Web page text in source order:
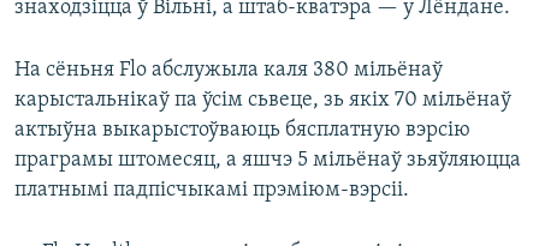
знаходзіцца ў Вільні, а штаб-кватэра — у Лёндане.
На сёньня Flo абслужыла каля 380 мільёнаў
карыстальнікаў па ўсім сьвеце, зь якіх 70 мільёнаў
актыўна выкарыстоўваюць бясплатную вэрсію
праграмы штомесяц, а яшчэ 5 мільёнаў зьяўляюцца
платнымі падпісчыкамі прэміюм-вэрсіі.